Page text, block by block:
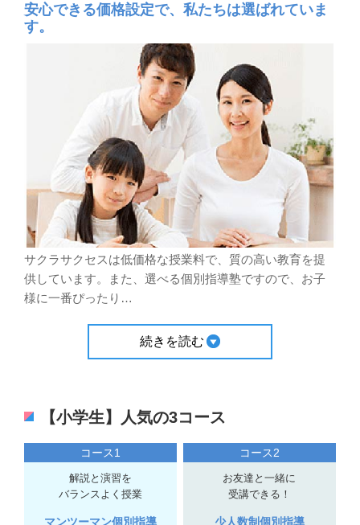
安心できる価格設定で、私たちは選ばれていま
す。
サクラサクセスは低価格な授業料で、質の高い教育を提
供しています。また、選べる個別指導塾ですので、お子
様に一番ぴったり …
続きを読む
【小学生】人気の3コース
コース1
解説と演習を
バランスよく授業
マンツーマン個別指導
コース2
お友達と一緒に
受講できる！
少人数制個別指導